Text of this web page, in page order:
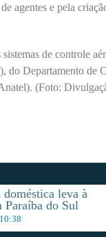
agentes e pela
de controle
Departamento de
(Foto:
leva à
Paraíba do Sul